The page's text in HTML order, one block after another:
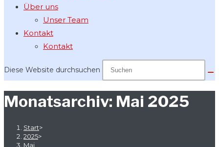
Über uns
Unser Team
Kontakt
Kontakt
Diese Website durchsuchen
Monatsarchiv: Mai 2025
Start>
2025>
Mai